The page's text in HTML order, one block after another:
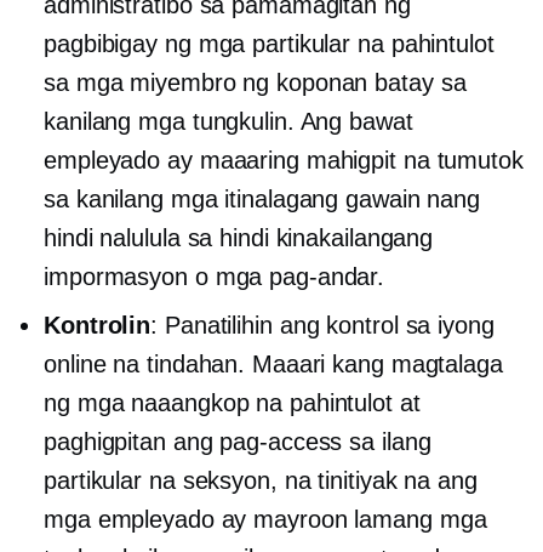
pagbibigay ng mga partikular na pahintulot
sa mga miyembro ng koponan batay sa
kanilang mga tungkulin. Ang bawat
empleyado ay maaaring mahigpit na tumutok
sa kanilang mga itinalagang gawain nang
hindi nalulula sa hindi kinakailangang
impormasyon o mga pag-andar.
Kontrolin: Panatilihin ang kontrol sa iyong
online na tindahan. Maaari kang magtalaga
ng mga naaangkop na pahintulot at
paghigpitan ang pag-access sa ilang
partikular na seksyon, na tinitiyak na ang
mga empleyado ay mayroon lamang mga